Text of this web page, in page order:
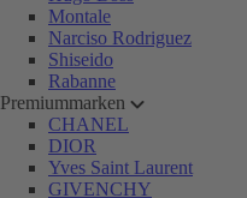
Montale
Narciso Rodriguez
Shiseido
Rabanne
Premiummarken
CHANEL
DIOR
Yves Saint Laurent
GIVENCHY